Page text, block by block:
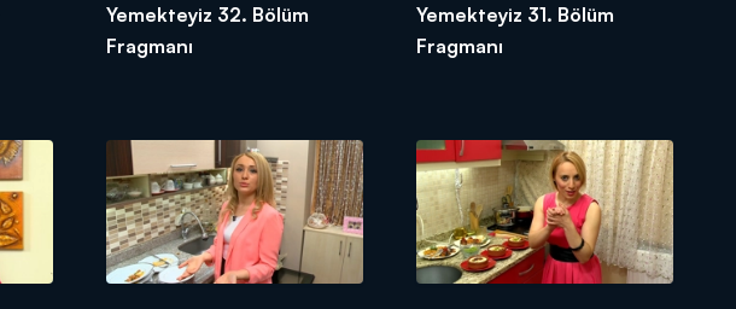
Yemekteyiz 32. Bölüm
Fragmanı
Yemekteyiz 31. Bölüm
Fragmanı